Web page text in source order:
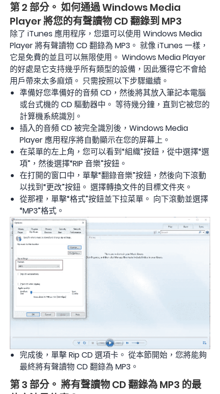
第 2 部分。 如何通過 Windows Media
Player 將您的有聲讀物 CD 翻錄到 MP3
除了 iTunes 應用程序，您還可以使用 Windows Media
Player 將有聲讀物 CD 翻錄為 MP3。 就像 iTunes 一樣，
它是免費的並且可以無限使用。 Windows Media Player
的好處是它支持幾乎所有類型的設備，因此獲得它不會給
用戶帶來太多麻煩。 只需按照以下步驟繼續。
準備好您準備好的音頻 CD，然後將其放入筆記本電腦
或台式機的 CD 驅動器中。 等待幾分鐘，直到它被您的
計算機系統識別。
插入的音頻 CD 被完全識別後，Windows Media
Player 應用程序將自動顯示在您的屏幕上。
在菜單的左上角，您可以看到“組織”按鈕，從中選擇“選
項”，然後選擇“RIP 音樂”按鈕。
在打開的窗口中，單擊“翻錄音樂”按鈕，然後向下滾動
以找到“更改”按鈕。 選擇轉換文件的目標文件夾。
從那裡，單擊“格式”按鈕並下拉菜單。 向下滾動並選擇
“MP3”格式。
完成後，單擊 Rip CD 選項卡。 從本節開始，您將能夠
最終將有聲讀物 CD 翻錄為 MP3。
第 3 部分。 將有聲讀物 CD 翻錄為 MP3 的最